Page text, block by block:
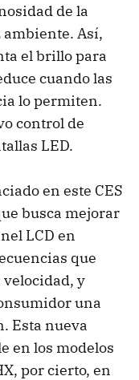
de la
Así,
el brillo para
cuando las
lo permiten.
control de
LED.
en este CES
busca mejorar
LCD en
que
y
una
Esta nueva
en los modelos
, por cierto, en